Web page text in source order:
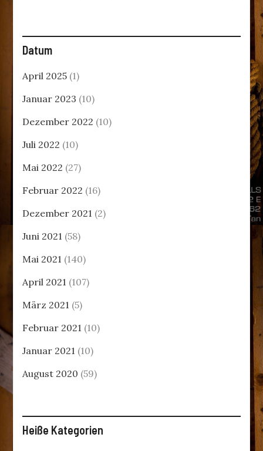
Datum
April 2025 (1)
Januar 2023 (10)
Dezember 2022 (10)
Juli 2022 (10)
Mai 2022 (27)
Februar 2022 (16)
Dezember 2021 (2)
Juni 2021 (58)
Mai 2021 (140)
April 2021 (107)
März 2021 (5)
Februar 2021 (10)
Januar 2021 (10)
August 2020 (59)
Heiße Kategorien